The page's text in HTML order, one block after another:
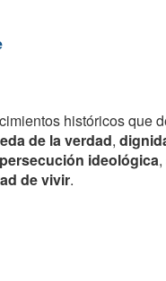
históricos que
de la verdad,
persecución ideológica,
de vivir.